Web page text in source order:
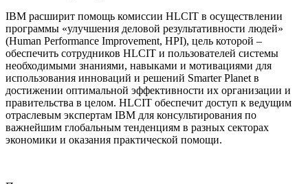
IBM расширит помощь комиссии HLCIT в осуществлении
программы «улучшения деловой результативности людей»
(Human Performance Improvement, HPI), цель которой –
обеспечить сотрудников HLCIT и пользователей системы
необходимыми знаниями, навыками и мотивациями для
использования инноваций и решений Smarter Planet в
достижении оптимальной эффективности их организации и
правительства в целом. HLCIT обеспечит доступ к ведущим
отраслевым экспертам IBM для консультирования по
важнейшим глобальным тенденциям в разных секторах
экономики и оказания практической помощи.